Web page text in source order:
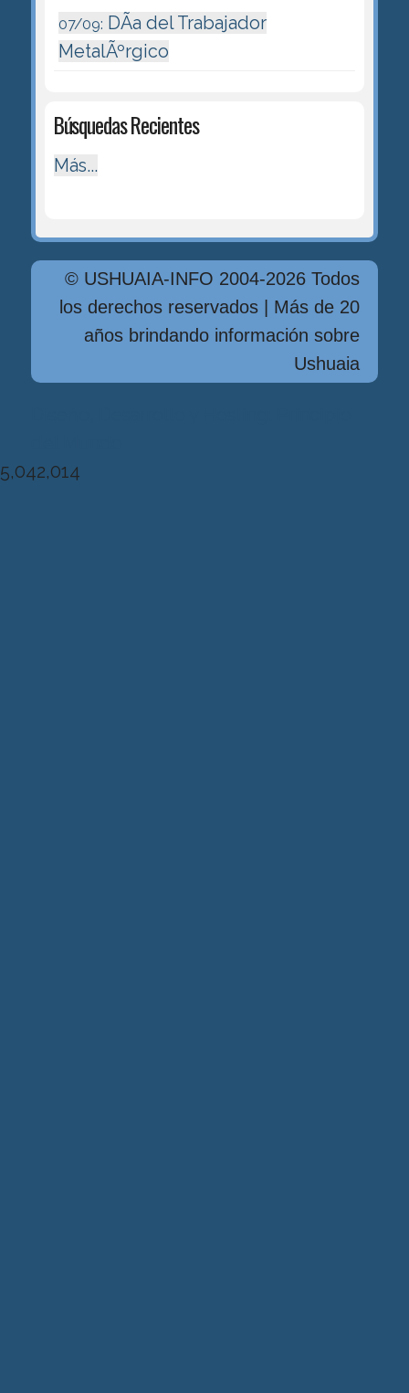
07/09: DÃ­a del Trabajador
MetalÃºrgico
Búsquedas Recientes
Más...
© USHUAIA-INFO 2004-2026 Todos
los derechos reservados | Más de 20
años brindando información sobre
Ushuaia
5,042,014